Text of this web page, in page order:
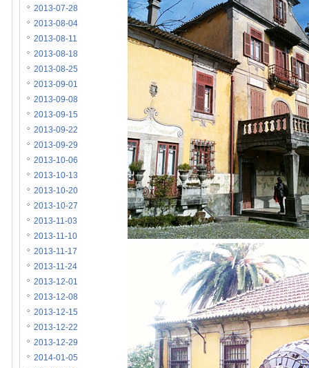
2013-07-28
2013-08-04
2013-08-11
2013-08-18
2013-08-25
2013-09-01
2013-09-08
2013-09-15
2013-09-22
2013-09-29
2013-10-06
2013-10-13
2013-10-20
2013-10-27
2013-11-03
2013-11-10
2013-11-17
2013-11-24
2013-12-01
2013-12-08
2013-12-15
2013-12-22
2013-12-29
2014-01-05